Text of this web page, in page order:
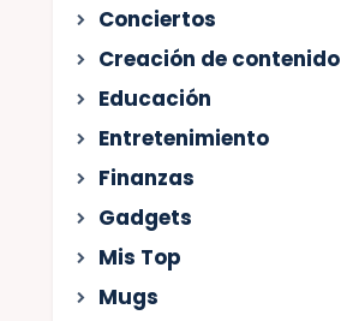
Conciertos
Creación de contenido
Educación
Entretenimiento
Finanzas
Gadgets
Mis Top
Mugs